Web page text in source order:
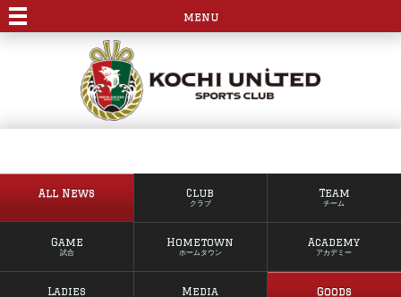
menu
All News Club
クラブ
Team
チーム
Game
試合
Hometown
ホームタウン
Academy
アカデミー
Ladies Media Goods